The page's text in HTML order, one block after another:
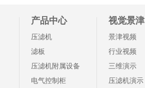
产品中心
压滤机
滤板
压滤机附属设备
电气控制柜
视觉景津
景津视频
行业视频
三维演示
压滤机演示